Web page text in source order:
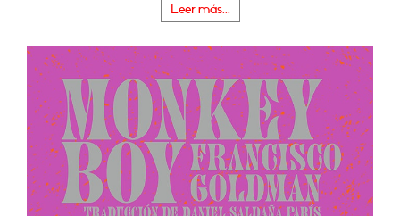
Leer más...